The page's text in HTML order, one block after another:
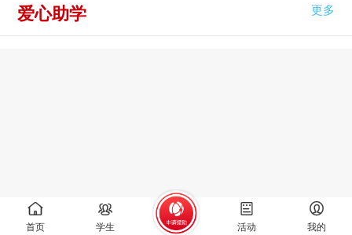
首页 学生 活动 我的
更多
爱心助学